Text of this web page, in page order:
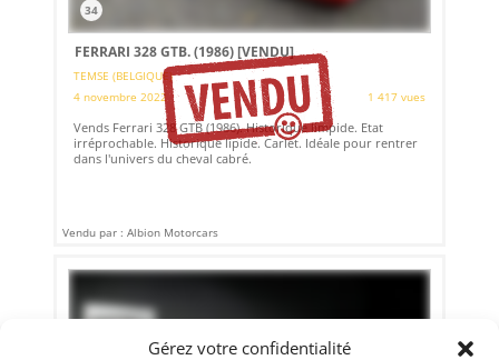
Gérez votre confidentialité
34
FERRARI 328 GTB. (1986)[VENDU]
TEMSE (BELGIQUE)
4 novembre 2022
1 417 vues
Vends Ferrari 328 GTB (1986). Historique limpide. Etat
irréprochable. Historique lipide. Carlet. Idéale pour rentrer
dans l'univers du cheval cabré.
Vendu par : Albion Motorcars